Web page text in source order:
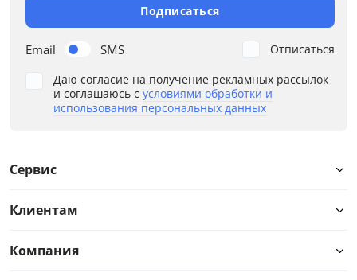
Email SMS
Подписаться
Даю согласие на получение рекламных рассылок
и соглашаюсь с условиями обработки и
использования персональных данных
Отписаться
Сервис
Клиентам
Компания